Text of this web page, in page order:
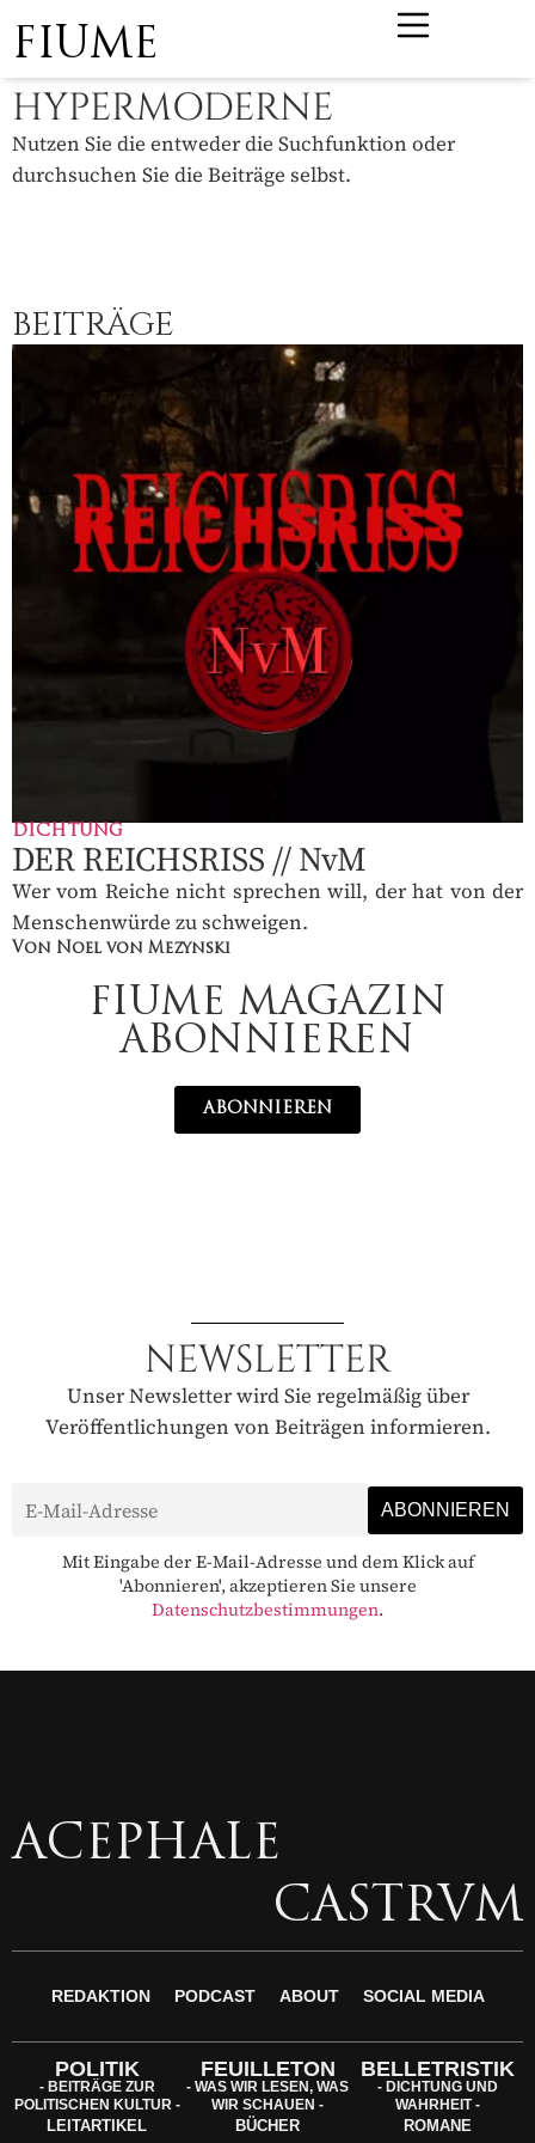
FIUME
HYPERMODERNE
Nutzen Sie die entweder die Suchfunktion oder
durchsuchen Sie die Beiträge selbst.
BEITRÄGE
DICHTUNG
DER REICHSRISS // NvM
Wer vom Reiche nicht sprechen will, der hat von der
Menschenwürde zu schweigen.
Von Noel von Mezynski
FIUME MAGAZIN
ABONNIEREN
ABONNIEREN
NEWSLETTER
Unser Newsletter wird Sie regelmäßig über
Veröffentlichungen von Beiträgen informieren.
Mit Eingabe der E-Mail-Adresse und dem Klick auf
'Abonnieren', akzeptieren Sie unsere
Datenschutzbestimmungen.
ACEPHALE
CASTRVM
REDAKTION PODCAST ABOUT SOCIAL MEDIA
POLITIK
- BEITRÄGE ZUR
POLITISCHEN KULTUR -
LEITARTIKEL
FEUILLETON
- WAS WIR LESEN, WAS
WIR SCHAUEN -
BÜCHER
BELLETRISTIK
- DICHTUNG UND
WAHRHEIT -
ROMANE